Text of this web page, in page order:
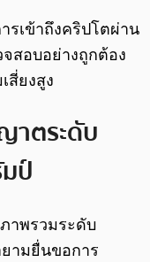
รเข้าถึงคริปโตผ่าน
สอบอย่างถูกต้อง
สี่ยงสูง
าตระดับ
ป์
าพรวมระดับ
ามยื่นขอการ